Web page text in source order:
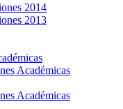
2014
2013
Académicas
Académicas